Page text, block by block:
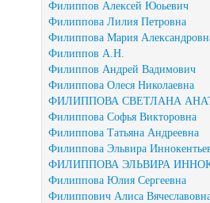
Филиппов Алексей Юоьевич
Филиппова Лилия Петровна
Филиппова Мария
Филиппов А.Н.
Филиппов Андрей Вадимович
Филиппова Олеся Николаевна
ФИЛИППОВА СВЕТЛАНА
Филиппова Софья Викторовна
Филиппова Татьяна Андреевна
Филиппова Эльвира
ФИЛИППОВА ЭЛЬВИРА
Филиппова Юлия Сергеевна
Филиппович Алиса